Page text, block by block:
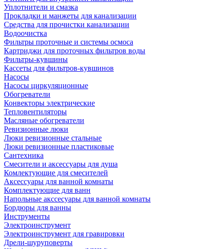
Уплотнители и смазка
Прокладки и манжеты для канализации
Средства для прочистки канализации
Водоочистка
Фильтры проточные и системы осмоса
Картриджи для проточных фильтров воды
Фильтры-кувшины
Кассеты для фильтров-кувшинов
Насосы
Насосы циркуляционные
Обогреватели
Конвекторы электрические
Тепловентиляторы
Масляные обогреватели
Ревизионные люки
Люки ревизионные стальные
Люки ревизионные пластиковые
Сантехника
Смесители и аксессуары для душа
Комлектующие для смесителей
Аксессуары для ванной комнаты
Комплектующие для ванн
Напольные акссесуары для ванной комнаты
Бордюры для ванны
Инструменты
Электроинструмент
Электроинструмент для гравировки
Дрели-шуруповерты